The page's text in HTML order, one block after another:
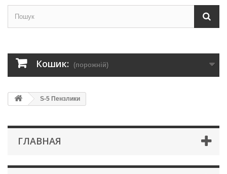
Кошик: (порожній)
S-5 Пензлики
ГЛАВНАЯ